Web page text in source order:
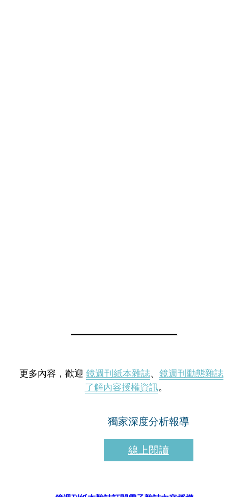
更多內容，歡迎 鏡週刊紙本雜誌、 鏡週刊動態雜誌
了解內容授權資訊。
獨家深度分析報導
線上閱讀